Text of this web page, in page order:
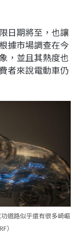
日期將至，也讓
據市場調查在今
，並且其熱度也
者來說電動車仍
道路似乎還有很多崎嶇
）